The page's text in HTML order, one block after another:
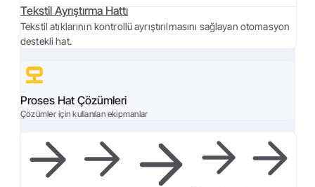
Tekstil Ayrıştırma Hattı
Tekstil atıklarının kontrollü ayrıştırılmasını sağlayan otomasyon
destekli hat.
Proses Hat Çözümleri
Çözümler için kullanılan ekipmanlar